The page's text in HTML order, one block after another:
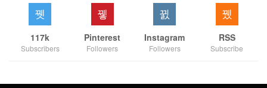
117k
Subscribers
Pinterest
Followers
Instagram
Followers
RSS
Subscribe